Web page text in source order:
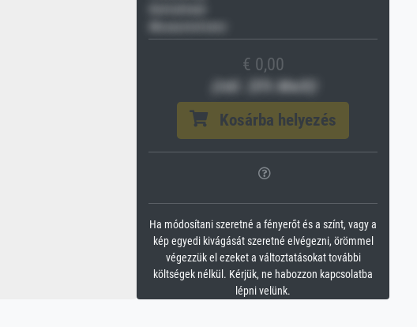
Museumslizenz
€ 0,00
(inkl. 20% MwSt)
Kosárba helyezés
Ha módosítani szeretné a fényerőt és a színt, vagy a
kép egyedi kivágását szeretné elvégezni, örömmel
végezzük el ezeket a változtatásokat további
költségek nélkül. Kérjük, ne habozzon kapcsolatba
lépni velünk.